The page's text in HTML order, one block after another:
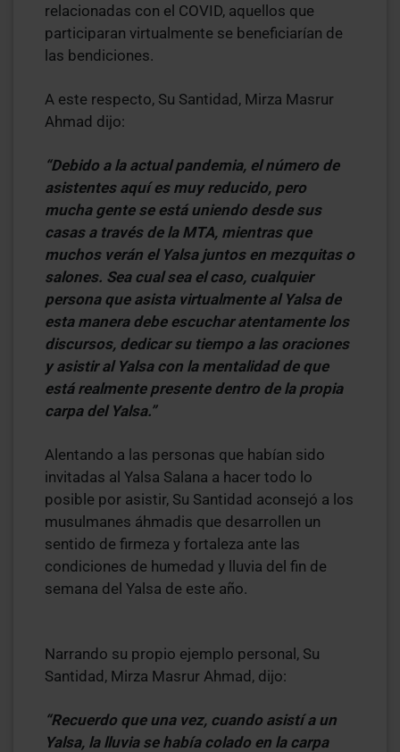
relacionadas con el COVID, aquellos que
participaran virtualmente se beneficiarían de
las bendiciones.
A este respecto, Su Santidad, Mirza Masrur
Ahmad dijo:
“Debido a la actual pandemia, el número de
asistentes aquí es muy reducido, pero
mucha gente se está uniendo desde sus
casas a través de la MTA, mientras que
muchos verán el Yalsa juntos en mezquitas o
salones. Sea cual sea el caso, cualquier
persona que asista virtualmente al Yalsa de
esta manera debe escuchar atentamente los
discursos, dedicar su tiempo a las oraciones
y asistir al Yalsa con la mentalidad de que
está realmente presente dentro de la propia
carpa del Yalsa.”
Alentando a las personas que habían sido
invitadas al Yalsa Salana a hacer todo lo
posible por asistir, Su Santidad aconsejó a los
musulmanes áhmadis que desarrollen un
sentido de firmeza y fortaleza ante las
condiciones de humedad y lluvia del fin de
semana del Yalsa de este año.
Narrando su propio ejemplo personal, Su
Santidad, Mirza Masrur Ahmad, dijo:
“Recuerdo que una vez, cuando asistí a un
Yalsa, la lluvia se había colado en la carpa